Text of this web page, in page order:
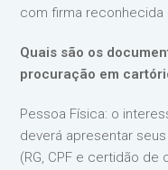
com firma reconhecida
Quais são os
procuração em
Pessoa Física: o
deverá apresentar
(RG, CPF e certidão de